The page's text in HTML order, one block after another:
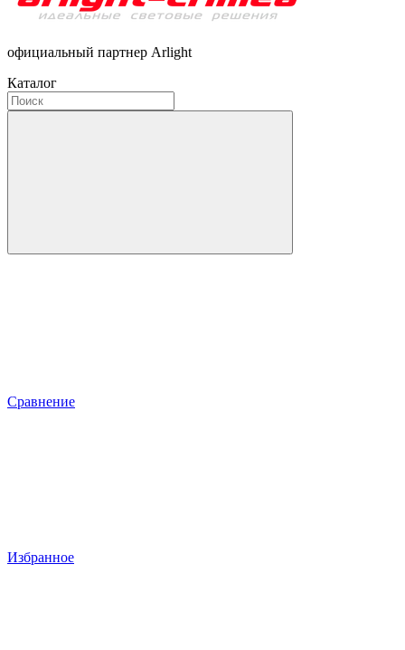
официальный партнер Arlight
Каталог
Сравнение
Избранное